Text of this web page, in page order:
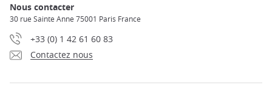
Nous contacter
30 rue Sainte Anne 75001 Paris France
+33 (0) 1 42 61 60 83
Contactez nous